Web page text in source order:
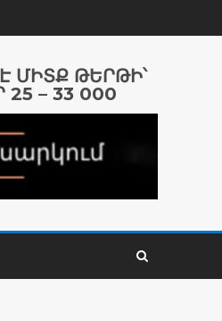
ՄԻՏՔ ԹԵՐԹԻ՝
– 33 000